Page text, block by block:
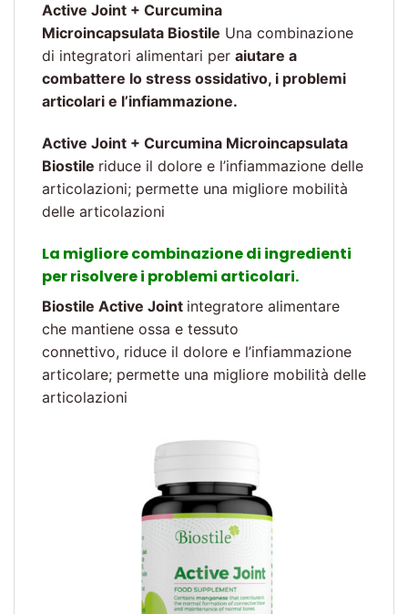
Active Joint + Curcumina
Microincapsulata Biostile Una combinazione
di integratori alimentari per aiutare a
combattere lo stress ossidativo, i problemi
articolari e l’infiammazione.
Active Joint + Curcumina Microincapsulata
Biostile riduce il dolore e l’infiammazione delle
articolazioni; permette una migliore mobilità
delle articolazioni
La migliore combinazione di ingredienti
per risolvere i problemi articolari.
Biostile Active Joint integratore alimentare
che mantiene ossa e tessuto
connettivo, riduce il dolore e l’infiammazione
articolare; permette una migliore mobilità delle
articolazioni